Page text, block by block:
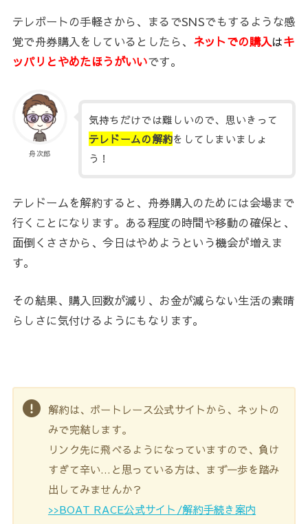
テレボートの手軽さから、まるでSNSでもするような感
覚で舟券購入をしているとしたら、 ネットでの購入はキ
ッパリとやめたほうがいいです。
舟次郎
気持ちだけでは難しいので、思いきって
テレドームの解約をしてしまいましょ
う！
テレドームを解約すると、舟券購入のためには会場まで
行くことになります。ある程度の時間や移動の確保と、
面倒くささから、今日はやめようという機会が増えま
す。
その結果、購入回数が減り、お金が減らない生活の素晴
らしさに気付けるようにもなります。
解約は、ボートレース公式サイトから、ネットの
みで完結します。
リンク先に飛べるようになっていますので、負け
すぎて辛い…と思っている方は、まず一歩を踏み
出してみませんか？
>>BOAT RACE公式サイト/解約手続き案内